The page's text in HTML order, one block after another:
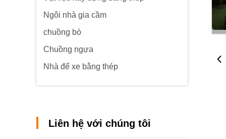
Ngôi nhà gia cầm
chuồng bò
Chuồng ngựa
Nhà để xe bằng thép
Liên hệ với chúng tôi